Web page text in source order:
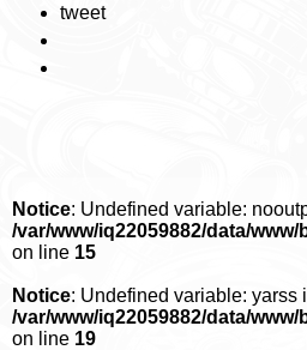
tweet
Notice: Undefined variable:
/var/www/iq22059882/data/
on line 15
Notice: Undefined variable: yarss
/var/www/iq22059882/data/
on line 19